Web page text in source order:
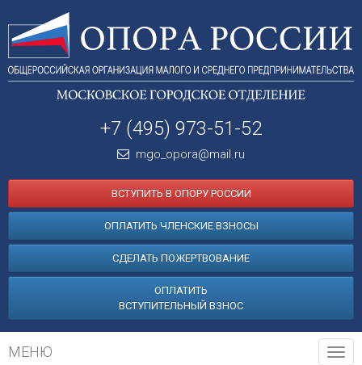
+7 (495) 973-51-52
mgo_opora@mail.ru
ВСТУПИТЬ В ОПОРУ РОССИИ
ОПЛАТИТЬ ЧЛЕНСКИЕ ВЗНОСЫ
СДЕЛАТЬ ПОЖЕРТВОВАНИЕ
ОПЛАТИТЬ
ВСТУПИТЕЛЬНЫЙ ВЗНОС
МЕНЮ